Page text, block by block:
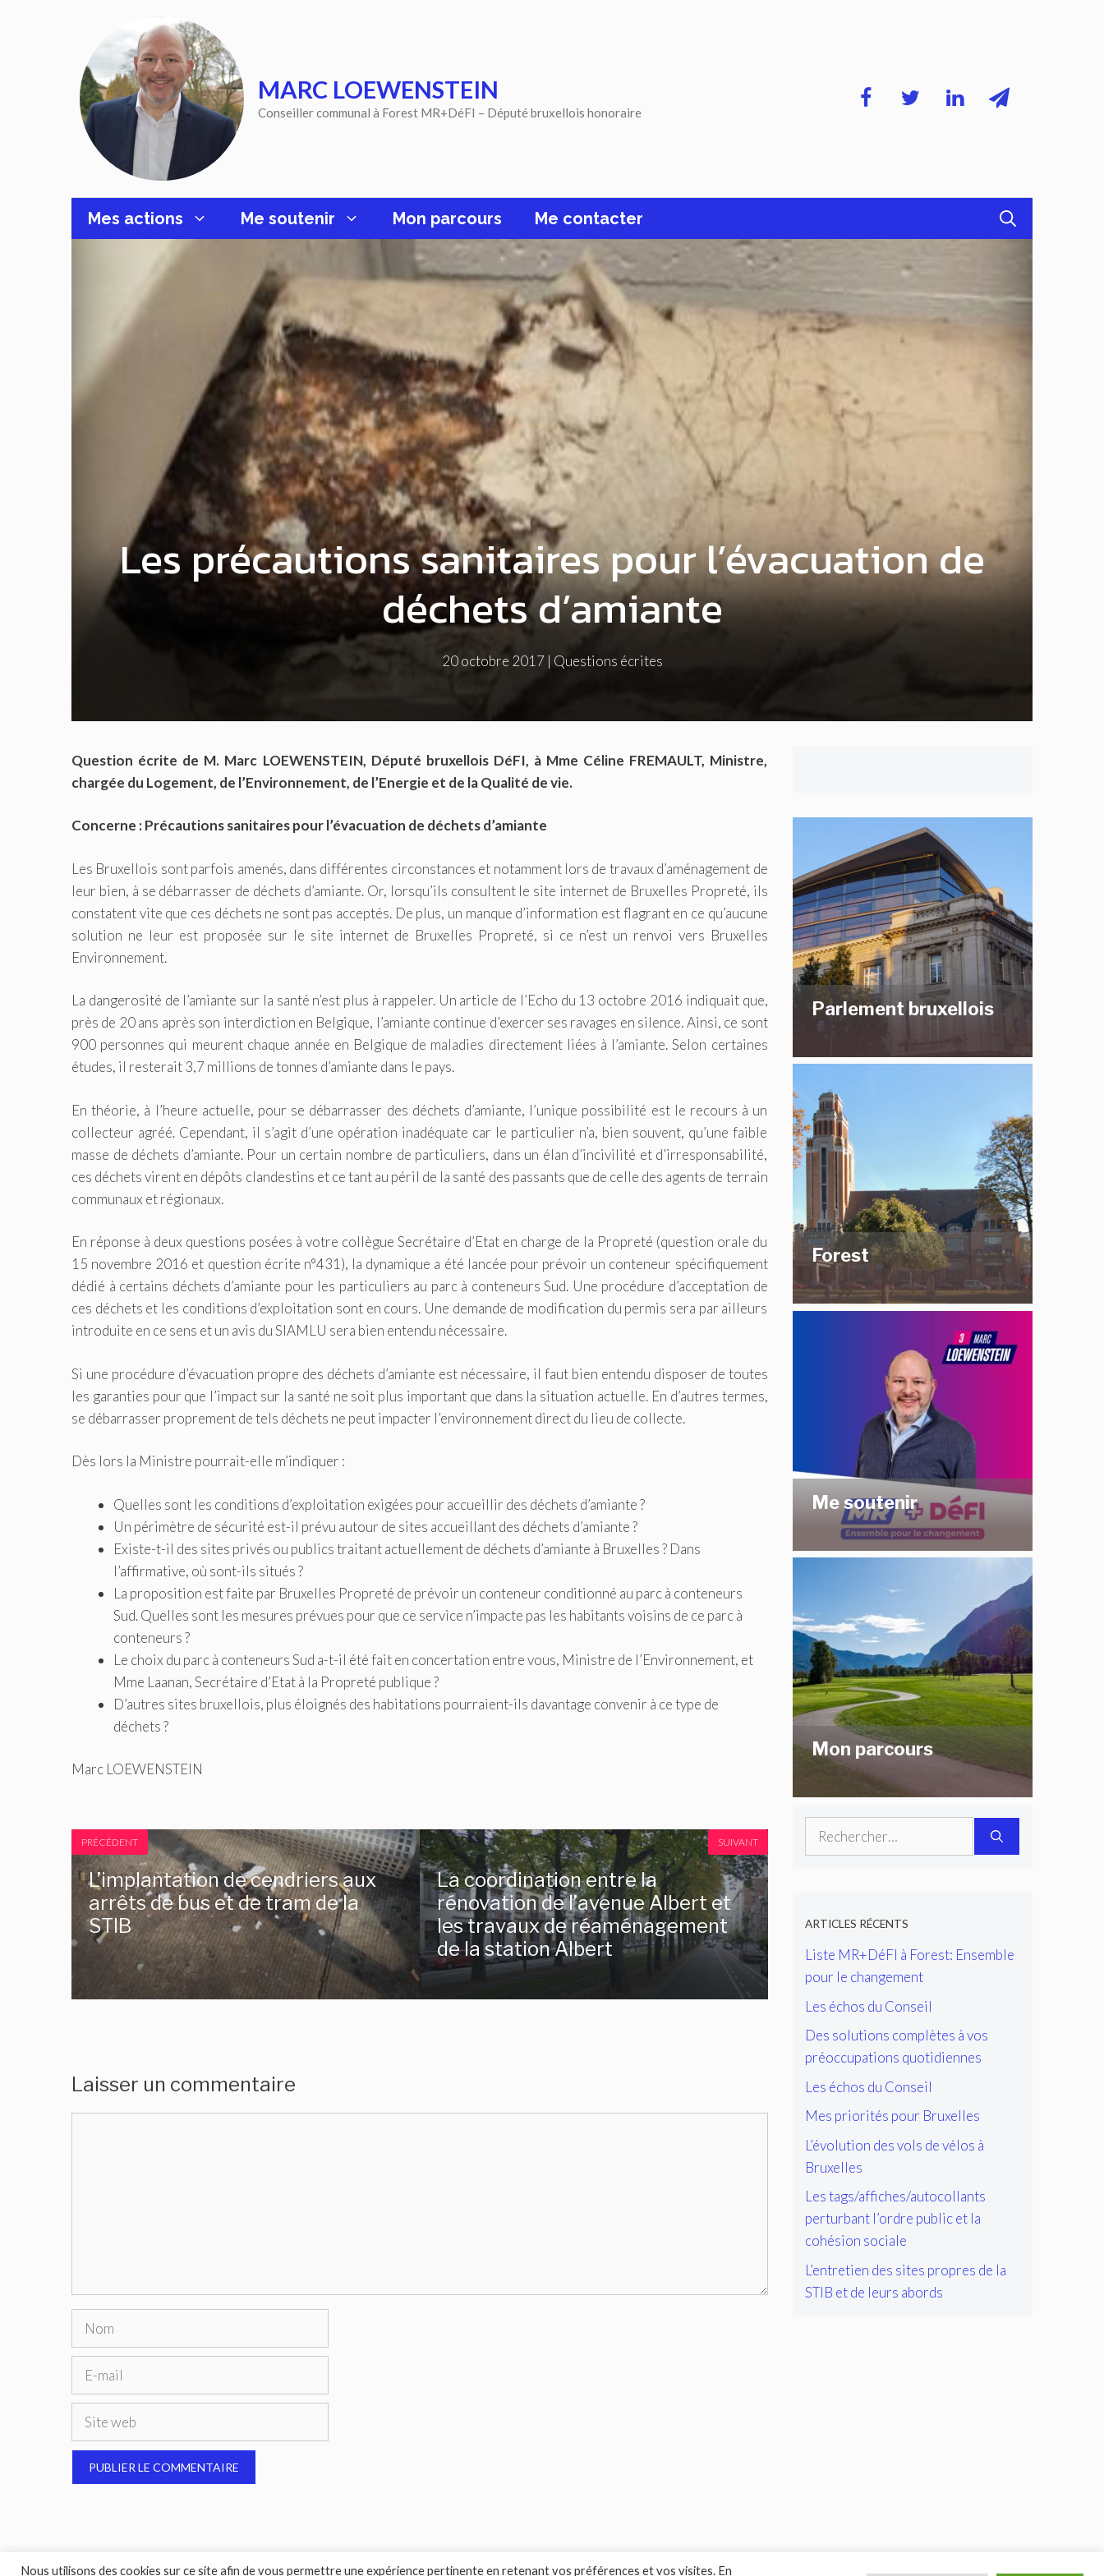
MARC LOEWENSTEIN
Conseiller communal à Forest MR+DéFI – Député bruxellois honoraire
Mes actions Me soutenir Mon parcours Me contacter
Les précautions sanitaires pour l’évacuation de
déchets d’amiante
20 octobre 2017 | Questions écrites
Question écrite de M. Marc LOEWENSTEIN, Député bruxellois DéFI, à Mme Céline FREMAULT, Ministre,
chargée du Logement, de l’Environnement, de l’Energie et de la Qualité de vie.
Concerne : Précautions sanitaires pour l’évacuation de déchets d’amiante
Les Bruxellois sont parfois amenés, dans différentes circonstances et notamment lors de travaux d’aménagement de
leur bien, à se débarrasser de déchets d’amiante. Or, lorsqu’ils consultent le site internet de Bruxelles Propreté, ils
constatent vite que ces déchets ne sont pas acceptés. De plus, un manque d’information est flagrant en ce qu’aucune
solution ne leur est proposée sur le site internet de Bruxelles Propreté, si ce n’est un renvoi vers Bruxelles
Environnement.
La dangerosité de l’amiante sur la santé n’est plus à rappeler. Un article de l’Echo du 13 octobre 2016 indiquait que,
près de 20 ans après son interdiction en Belgique, l’amiante continue d’exercer ses ravages en silence. Ainsi, ce sont
900 personnes qui meurent chaque année en Belgique de maladies directement liées à l’amiante. Selon certaines
études, il resterait 3,7 millions de tonnes d’amiante dans le pays.
En théorie, à l’heure actuelle, pour se débarrasser des déchets d’amiante, l’unique possibilité est le recours à un
collecteur agréé. Cependant, il s’agit d’une opération inadéquate car le particulier n’a, bien souvent, qu’une faible
masse de déchets d’amiante. Pour un certain nombre de particuliers, dans un élan d’incivilité et d’irresponsabilité,
ces déchets virent en dépôts clandestins et ce tant au péril de la santé des passants que de celle des agents de terrain
communaux et régionaux.
En réponse à deux questions posées à votre collègue Secrétaire d’Etat en charge de la Propreté (question orale du
15 novembre 2016 et question écrite n°431), la dynamique a été lancée pour prévoir un conteneur spécifiquement
dédié à certains déchets d’amiante pour les particuliers au parc à conteneurs Sud. Une procédure d’acceptation de
ces déchets et les conditions d’exploitation sont en cours. Une demande de modification du permis sera par ailleurs
introduite en ce sens et un avis du SIAMLU sera bien entendu nécessaire.
Si une procédure d’évacuation propre des déchets d’amiante est nécessaire, il faut bien entendu disposer de toutes
les garanties pour que l’impact sur la santé ne soit plus important que dans la situation actuelle. En d’autres termes,
se débarrasser proprement de tels déchets ne peut impacter l’environnement direct du lieu de collecte.
Dès lors la Ministre pourrait-elle m’indiquer :
Quelles sont les conditions d’exploitation exigées pour accueillir des déchets d’amiante ?
Un périmètre de sécurité est-il prévu autour de sites accueillant des déchets d’amiante ?
Existe-t-il des sites privés ou publics traitant actuellement de déchets d’amiante à Bruxelles ? Dans
l’affirmative, où sont-ils situés ?
La proposition est faite par Bruxelles Propreté de prévoir un conteneur conditionné au parc à conteneurs
Sud. Quelles sont les mesures prévues pour que ce service n’impacte pas les habitants voisins de ce parc à
conteneurs ?
Le choix du parc à conteneurs Sud a-t-il été fait en concertation entre vous, Ministre de l’Environnement, et
Mme Laanan, Secrétaire d’Etat à la Propreté publique ?
D’autres sites bruxellois, plus éloignés des habitations pourraient-ils davantage convenir à ce type de
déchets ?
Marc LOEWENSTEIN
PRÉCÉDENT
L’implantation de cendriers aux
arrêts de bus et de tram de la
STIB
La coordination entre la
rénovation de l’avenue Albert et
les travaux de réaménagement
de la station Albert
SUIVANT
Laisser un commentaire
Nom
Site
Parlement bruxellois
Forest
Me soutenir
Mon parcours
Rechercher :
ARTICLES RÉCENTS
Liste MR+DéFI à Forest: Ensemble
pour le changement
Les échos du Conseil
Des solutions complètes à vos
préoccupations quotidiennes
Les échos du Conseil
Mes priorités pour Bruxelles
L’évolution des vols de vélos à
Bruxelles
Les tags/affiches/autocollants
perturbant l’ordre public et la
cohésion sociale
L’entretien des sites propres de la
STIB et de leurs abords
Nous utilisons des cookies sur ce site afin de vous permettre une expérience pertinente en retenant vos préférences et vos visites. En